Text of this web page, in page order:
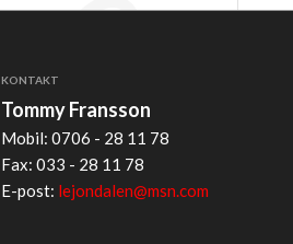
KONTAKT
Tommy Fransson
Mobil: 0706 - 28 11 78
Fax: 033 - 28 11 78
E-post: lejondalen@msn.com